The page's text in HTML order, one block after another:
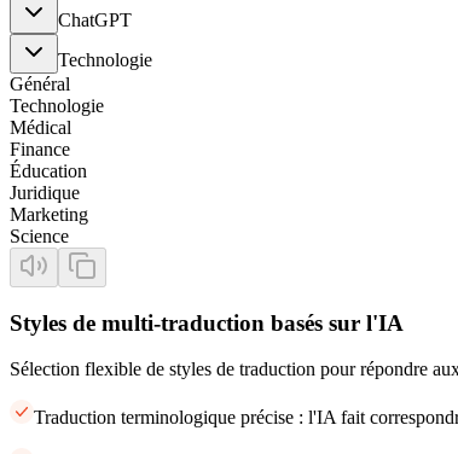
ChatGPT
Technologie
Général
Technologie
Médical
Finance
Éducation
Juridique
Marketing
Science
Styles de multi-traduction basés sur l'IA
Sélection flexible de styles de traduction pour répondre
Traduction terminologique précise : l'IA fait